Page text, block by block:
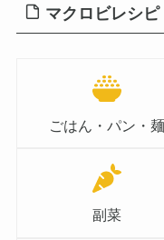
マクロビレシピ
ごはん・パン・麺
副菜